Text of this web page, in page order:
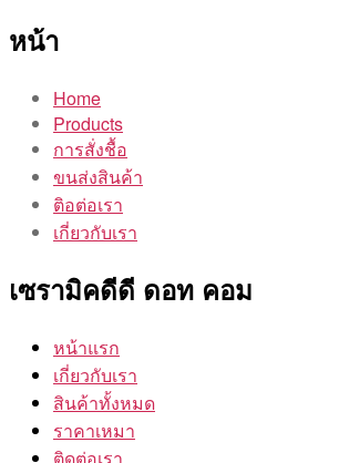
หน้า
Home
Products
การสั่งชื้อ
ขนส่งสินค้า
ติอต่อเรา
เกี่ยวกับเรา
เซรามิคดีดี ดอท คอม
หน้าแรก
เกี่ยวกับเรา
สินค้าทั้งหมด
ราคาเหมา
ติดต่อเรา